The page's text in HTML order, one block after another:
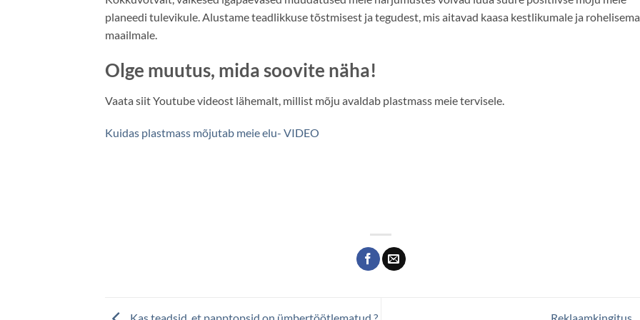
planeedi tulevikule. Alustame teadlikkuse tõstmisest ja tegudest, mis aitavad kaasa kestlikumale ja
maailmale.
Olge muutus, mida soovite näha!
Vaata siit Youtube videost lähemalt, millist mõju avaldab plastmass meie tervisele.
Kuidas plastmass mõjutab meie elu- VIDEO